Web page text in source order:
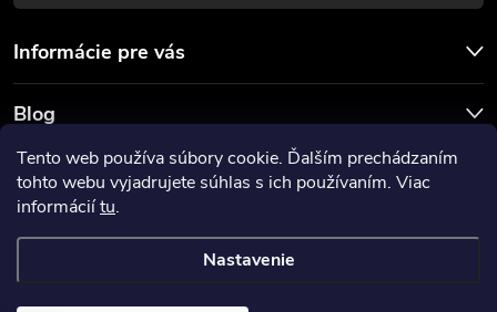
Tento web používa súbory cookie. Ďalším prechádzaním
tohto webu vyjadrujete súhlas s ich používaním. Viac
informáciítu.
Nastavenie
Informácie pre vás
Blog
Prijímame online platby